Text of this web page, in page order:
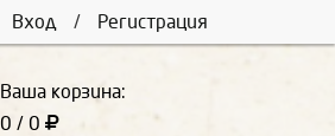
Вход / Регистрация
Ваша корзина:
0 / 0